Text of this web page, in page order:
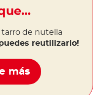
de nutella
reutilizarlo!
más